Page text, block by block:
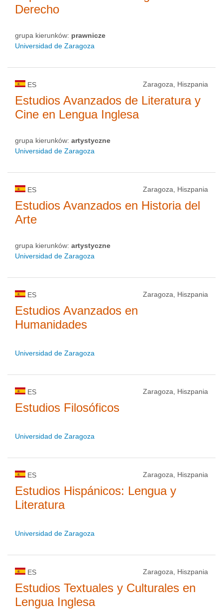
Derecho
grupa kierunków: prawnicze
Universidad de Zaragoza
ES Zaragoza, Hiszpania
Estudios Avanzados de Literatura y
Cine en Lengua Inglesa
grupa kierunków: artystyczne
Universidad de Zaragoza
ES Zaragoza, Hiszpania
Estudios Avanzados en Historia del
Arte
grupa kierunków: artystyczne
Universidad de Zaragoza
ES Zaragoza, Hiszpania
Estudios Avanzados en
Humanidades
Universidad de Zaragoza
ES Zaragoza, Hiszpania
Estudios Filosóficos
Universidad de Zaragoza
ES Zaragoza, Hiszpania
Estudios Hispánicos: Lengua y
Literatura
Universidad de Zaragoza
ES Zaragoza, Hiszpania
Estudios Textuales y Culturales en
Lengua Inglesa